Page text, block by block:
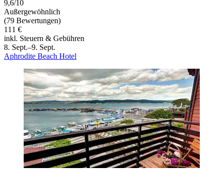
9,6/10
Außergewöhnlich
(79 Bewertungen)
111 €
inkl. Steuern & Gebühren
8. Sept.–9. Sept.
Aphrodite Beach Hotel